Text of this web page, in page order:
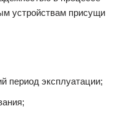
устройствам присущи
период эксплуатации;